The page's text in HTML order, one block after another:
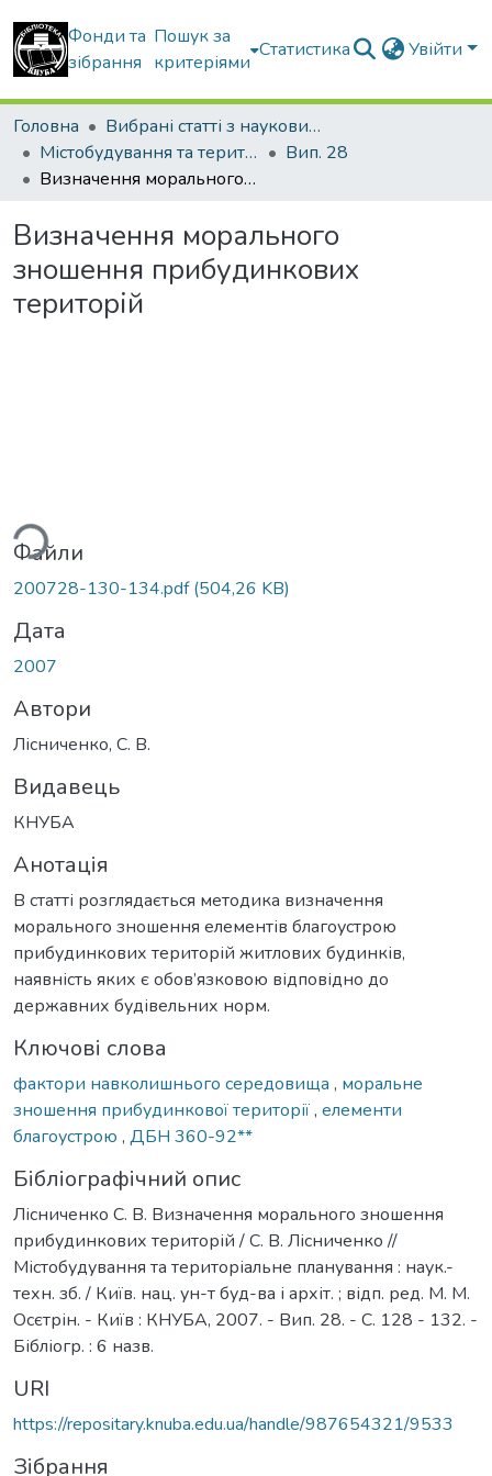
Фонди та
зібрання
Пошук за
критеріями
Статистика Увійти
Головна
Вибрані статті з наукових збірників КНУБА
Містобудування та територіальне планування
Вип. 28
Визначення морального зношення прибудинкових територій
Визначення морального
зношення прибудинкових
територій
Файли
200728-130-134.pdf(504,26 KB)
Дата
2007
Автори
Лісниченко, С. В.
Видавець
КНУБА
Анотація
В статті розглядається методика визначення
морального зношення елементів благоустрою
прибудинкових територій житлових будинків,
наявність яких є обов’язковою відповідно до
державних будівельних норм.
Ключові слова
фактори навколишнього середовища , моральне
зношення прибудинкової території, елементи
благоустрою , ДБН 360-92**
Бібліографічний опис
Лісниченко С. В. Визначення морального зношення
прибудинкових територій / С. В. Лісниченко //
Містобудування та територіальне планування : наук.-
техн. зб. / Київ. нац. ун-т буд-ва і архіт. ; відп. ред. М. М.
Осєтрін. - Київ : КНУБА, 2007. - Вип. 28. - С. 128 - 132. -
Бібліогр. : 6 назв.
URI
https://repositary.knuba.edu.ua/handle/987654321/9533
Зібрання